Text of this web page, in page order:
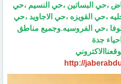
،حي البساتين ،حي النسيم ،حي
،حي القويزه ،حي الاجاويد ،حي
،حي الفروسيه.وجميع مناطق
جدة
http://